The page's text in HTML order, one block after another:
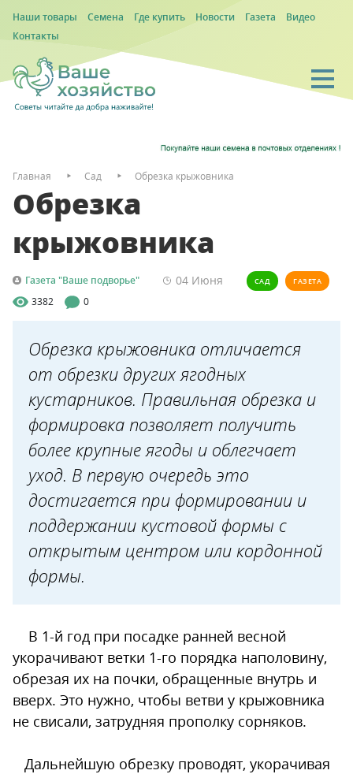
Наши товары Семена Где купить Новости Газета
Видео
Контакты
Главная Сад Обрезка крыжовника
Обрезка
крыжовника
Газета "Ваше подворье" 04 Июня САД ГАЗЕТА
3382 0
Обрезка крыжовника отличается
от обрезки других ягодных
кустарников. Правильная обрезка и
формировка позволяет получить
более крупные ягоды и облегчает
уход. В первую очередь это
достигается при формировании и
поддержании кустовой формы с
открытым центром или кордонной
формы.
В 1-й год при посадке ранней весной
укорачивают ветки 1-го порядка наполовину,
обрезая их на почки, обращенные внутрь и
вверх. Это нужно, чтобы ветви у крыжовника
не свисали, затрудняя прополку сорняков.
Дальнейшую обрезку проводят, укорачивая